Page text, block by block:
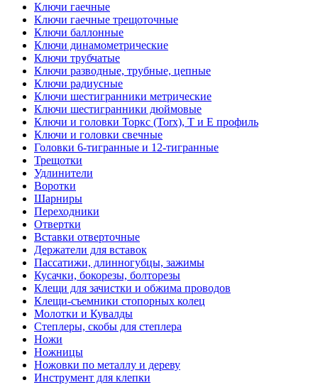
Ключи гаечные
Ключи гаечные трещоточные
Ключи баллонные
Ключи динамометрические
Ключи трубчатые
Ключи разводные, трубные, цепные
Ключи радиусные
Ключи шестигранники метрические
Ключи шестигранники дюймовые
Ключи и головки Торкс (Torx), Т и Е профиль
Ключи и головки свечные
Головки 6-тигранные и 12-тигранные
Трещотки
Удлинители
Воротки
Шарниры
Переходники
Отвертки
Вставки отверточные
Держатели для вставок
Пассатижи, длинногубцы, зажимы
Кусачки, бокорезы, болторезы
Клещи для зачистки и обжима проводов
Клещи-съемники стопорных колец
Молотки и Кувалды
Степлеры, скобы для степлера
Ножи
Ножницы
Ножовки по металлу и дереву
Инструмент для клепки